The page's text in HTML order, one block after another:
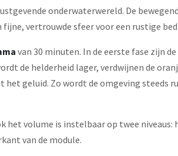
onderwaterwereld. De
vertrouwde sfeer voor een rustige
van 30 minuten. In de eerste fase zijn
de helderheid lager, verdwijnen de
geluid. Zo wordt de omgeving steeds
het volume is instelbaar op twee niveaus:
van de module.